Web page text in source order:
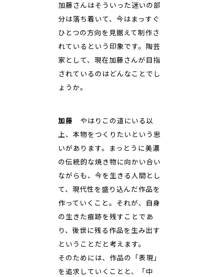
加藤さんはそういった迷いの部
分は落ち着いて、今はまっすぐ
ひとつの方向を見据えて制作さ
れているという印象です。陶芸
家として、現在加藤さんが目指
されているのはどんなことでし
ょうか。
加藤 やはりこの道にいる以
上、本物をつくりたいという思
いがあります。まっとうに美濃
の伝統的な焼き物に向かい合い
ながらも、今を生きる人間とし
て、現代性を盛り込んだ作品を
作っていくこと。それが、自身
の生きた痕跡を残すことであ
り、後世に残る作品を生み出す
ということだと考えます。
そのためには、作品の「表現」
を追求していくことと、「中